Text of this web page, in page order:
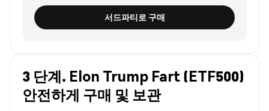
서드파티로 구매
3 단계. Elon Trump Fart (ETF500)
안전하게 구매 및 보관